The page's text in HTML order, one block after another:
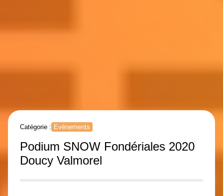
Catégorie : Evènements
Podium SNOW Fondériales 2020
Doucy Valmorel